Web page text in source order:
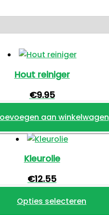
Hout reiniger
€9.95
aan winkelwagen
Kleurolie
€12.55
Opties selecteren